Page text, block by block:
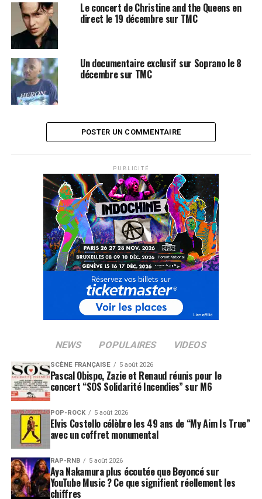
Le concert de Christine and the Queens en
direct le 19 décembre sur TMC
Un documentaire exclusif sur Soprano le 8
décembre sur TMC
POSTER UN COMMENTAIRE
PUBLICITÉ
NEWS POPULAIRES VIDEOS
SCÈNE FRANÇAISE 5 août 2026
Pascal Obispo, Zazie et Renaud réunis pour le
concert “SOS Solidarité Incendies” sur M6
POP-ROCK 5 août 2026
Elvis Costello célèbre les 49 ans de “My Aim Is True”
avec un coffret monumental
RAP-RNB 5 août 2026
Aya Nakamura plus écoutée que Beyoncé sur
YouTube Music ? Ce que signifient réellement les
chiffres